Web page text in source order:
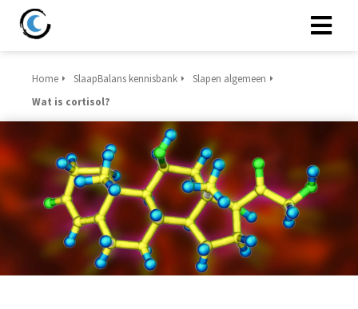
Home SlaapBalans kennisbank
Slapen algemeen
Wat is cortisol?